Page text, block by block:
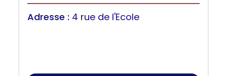
Adresse : 4 rue de l'Ecole